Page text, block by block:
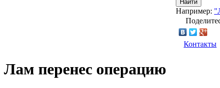
Найти
Например:
Контакты
Лам перенес операцию